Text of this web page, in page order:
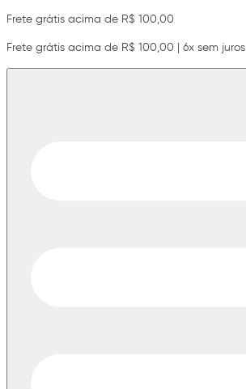
Frete grátis acima de R$ 100,00
Frete grátis acima de R$ 100,00 | 6x sem juros